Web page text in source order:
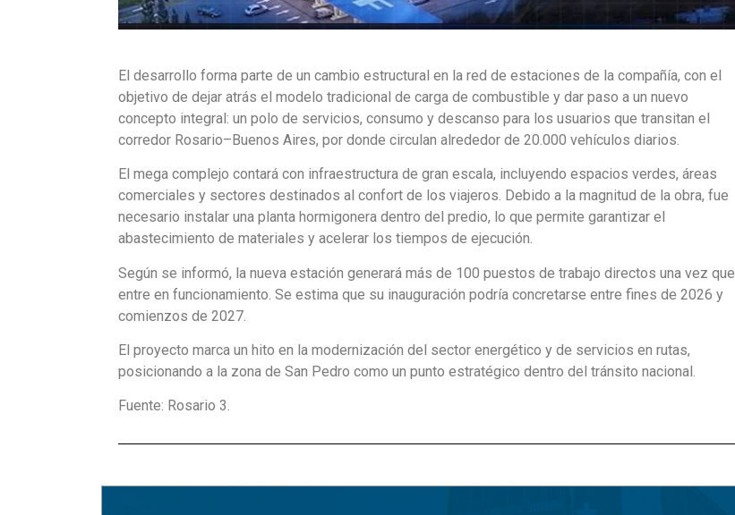
El desarrollo forma parte de un cambio estructural en la red de estaciones de la compañía, con el
objetivo de dejar atrás el modelo tradicional de carga de combustible y dar paso a un nuevo
concepto integral: un polo de servicios, consumo y descanso para los usuarios que transitan el
corredor Rosario–Buenos Aires, por donde circulan alrededor de 20.000 vehículos diarios.
El mega complejo contará con infraestructura de gran escala, incluyendo espacios verdes, áreas
comerciales y sectores destinados al confort de los viajeros. Debido a la magnitud de la obra, fue
necesario instalar una planta hormigonera dentro del predio, lo que permite garantizar el
abastecimiento de materiales y acelerar los tiempos de ejecución.
Según se informó, la nueva estación generará más de 100 puestos de trabajo directos una vez que
entre en funcionamiento. Se estima que su inauguración podría concretarse entre fines de 2026 y
comienzos de 2027.
El proyecto marca un hito en la modernización del sector energético y de servicios en rutas,
posicionando a la zona de San Pedro como un punto estratégico dentro del tránsito nacional.
Fuente: Rosario 3.